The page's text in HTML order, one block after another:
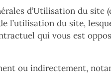
d’Utilisation du site
l’utilisation du site,
qui vous est
ou indirectement,